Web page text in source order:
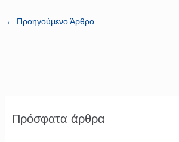
← Προηγούμενο Άρθρο
Πρόσφατα άρθρα